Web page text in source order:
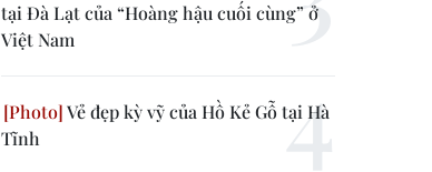
tại Đà Lạt của “Hoàng hậu cuối cùng” ở
Việt Nam
Vẻ đẹp kỳ vỹ của Hồ Kẻ Gỗ tại Hà
Tĩnh